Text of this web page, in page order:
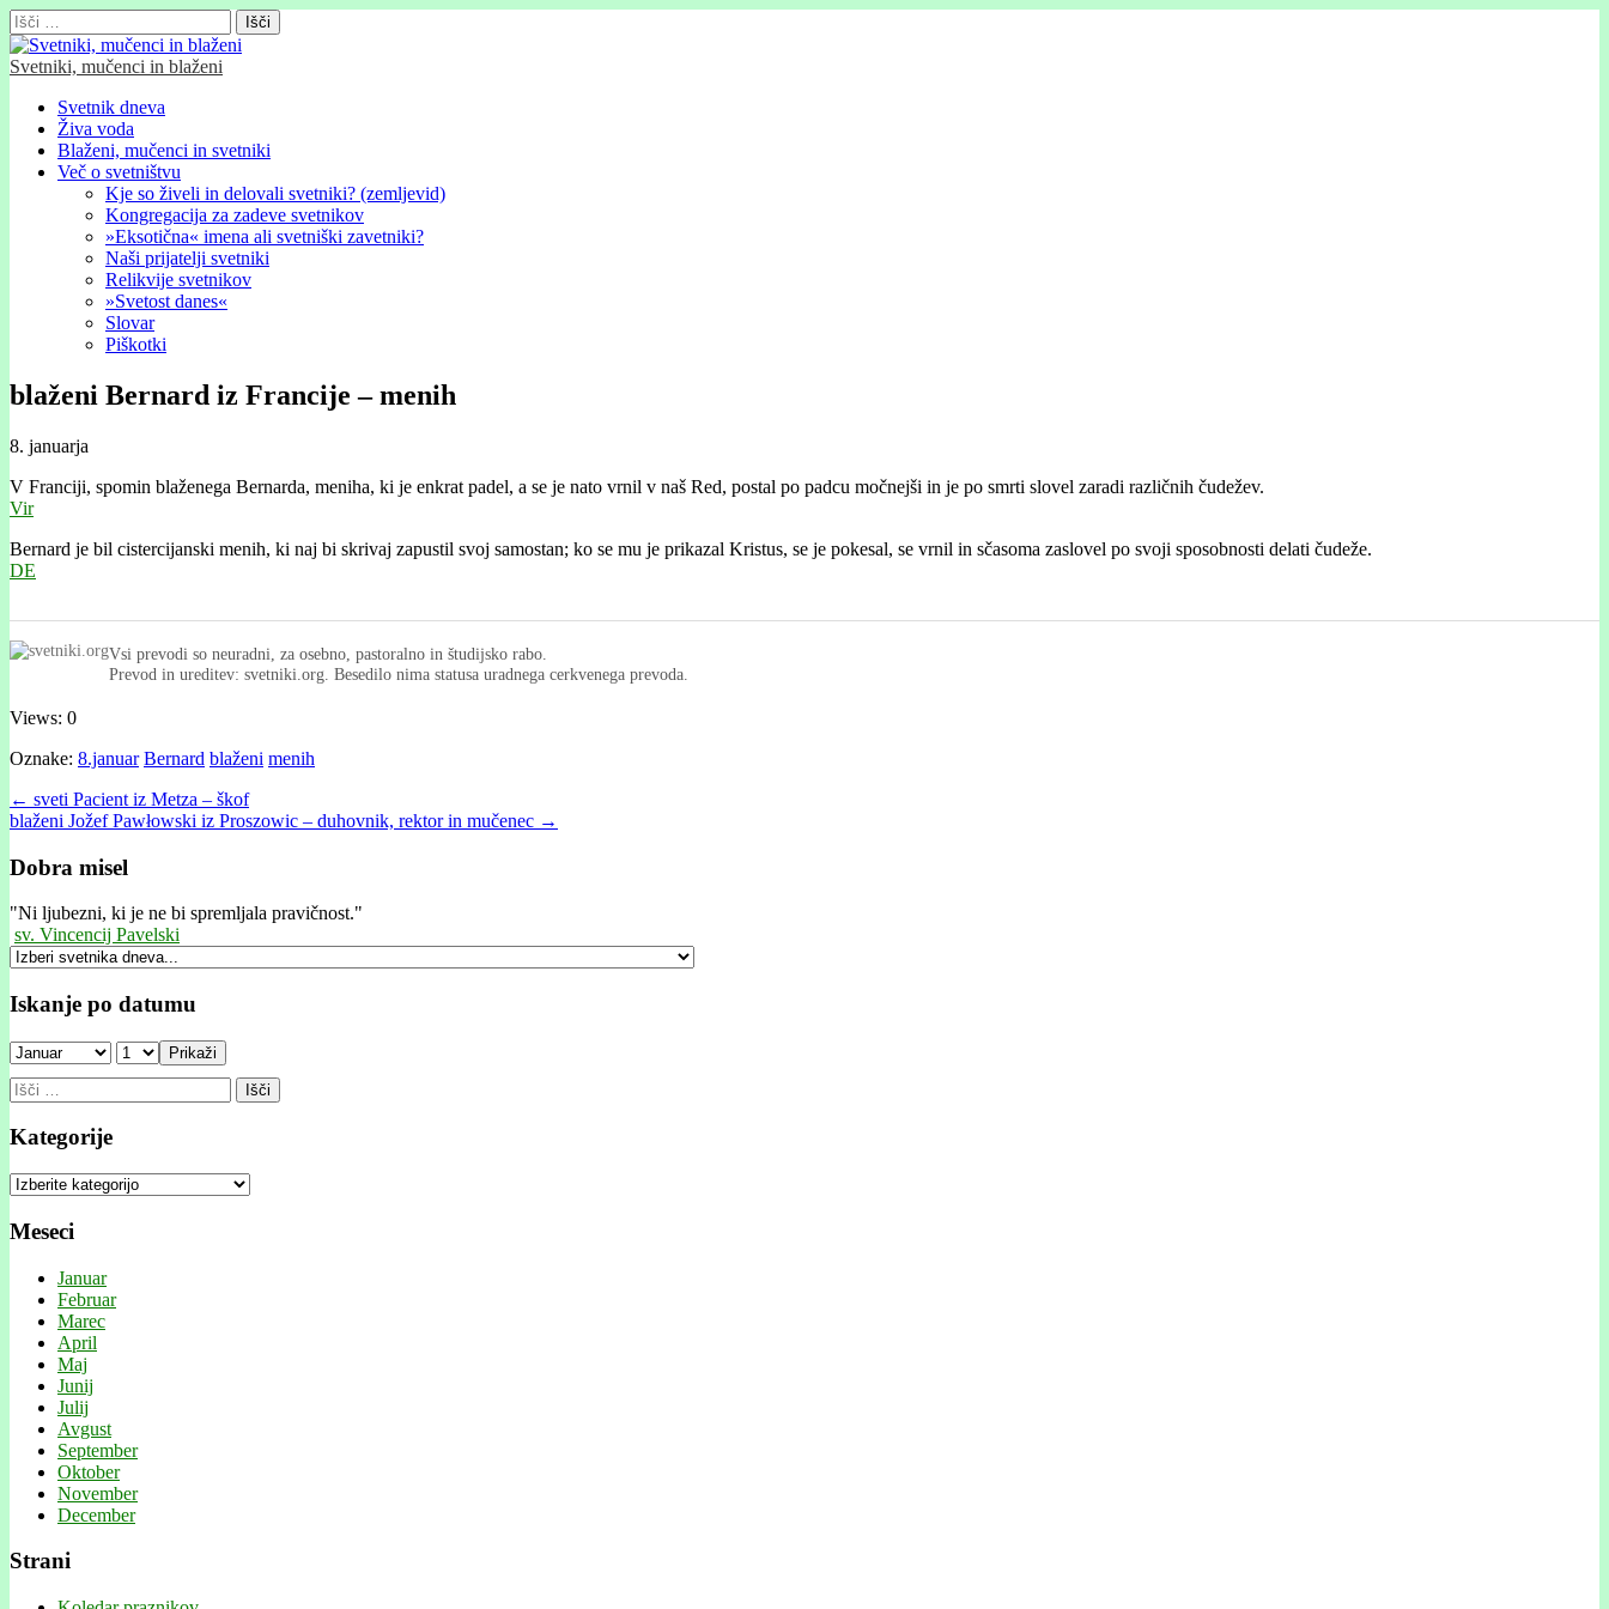
Išči:
Svetniki, mučenci in blaženi
Glavni
meni
Skip
content
Svetnik dneva
Živa voda
Blaženi, mučenci in svetniki
Več o svetništvu
Kje so živeli in delovali svetniki? (zemljevid)
Kongregacija za zadeve svetnikov
»Eksotična« imena ali svetniški zavetniki?
Naši prijatelji svetniki
Relikvije svetnikov
»Svetost danes«
Slovar
Piškotki
blaženi Bernard iz Francije – menih
8. januarja
V Franciji, spomin blaženega Bernarda, meniha, ki je enkrat padel, a se je nato vrnil v naš Red, postal po padcu močnejši in je po smrti slovel zaradi različnih čudežev.
Vir
Bernard je bil cistercijanski menih, ki naj bi skrivaj zapustil svoj samostan; ko se mu je prikazal Kristus, se je pokesal, se vrnil in sčasoma zaslovel po svoji sposobnosti delati čudeže.
DE
Vsi prevodi so neuradni, za osebno, pastoralno in študijsko rabo.
Prevod in ureditev: svetniki.org. Besedilo nima statusa uradnega cerkvenega prevoda.
Views: 0
Oznake: 8.januar Bernard blaženi menih
Post
navigation
← sveti Pacient iz Metza – škof
blaženi Jožef Pawłowski iz Proszowic – duhovnik, rektor in mučenec →
Dobra misel
"Ni ljubezni, ki je ne bi spremljala pravičnost."
sv. Vincencij Pavelski
Iskanje po datumu
Prikaži
Išči:
Kategorije
Kategorije
Meseci
Januar
Februar
Marec
April
Maj
Junij
Julij
Avgust
September
Oktober
November
December
Strani